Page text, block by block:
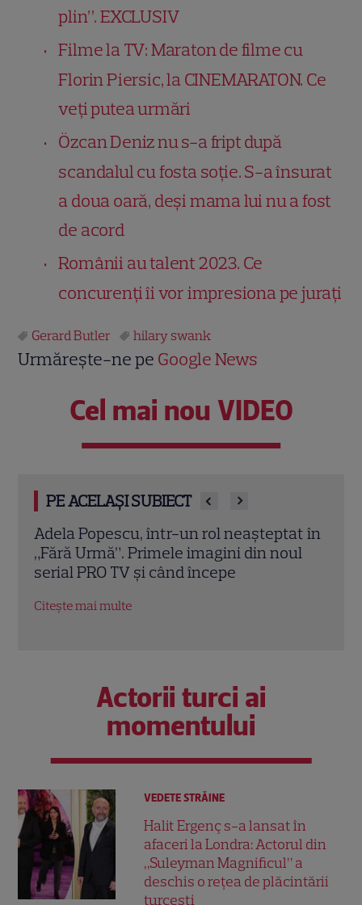
plin”. EXCLUSIV
Filme la TV: Maraton de filme cu
Florin Piersic, la CINEMARATON. Ce
veți putea urmări
Özcan Deniz nu s-a fript după
scandalul cu fosta soție. S-a însurat
a doua oară, deși mama lui nu a fost
de acord
Românii au talent 2023. Ce
concurenți îi vor impresiona pe jurați
Gerard Butler hilary swank
Urmărește-ne pe Google News
Cel mai nou VIDEO
PE ACELAȘI SUBIECT
Vincent Pastore a murit la 80 de ani.
Actorul din „Clanul Soprano” era celebru
pentru rolul lui Big Pussy
Citește mai multe
Actorii turci ai
momentului
VEDETE STRĂINE
Halit Ergenç s-a lansat în
afaceri la Londra: Actorul din
„Suleyman Magnificul” a
deschis o rețea de plăcintării
turcești